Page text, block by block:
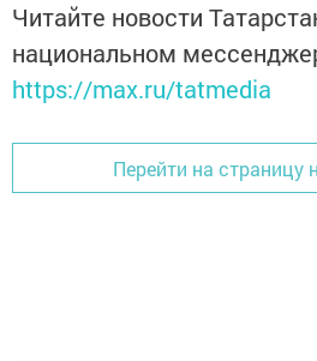
Читайте новости
национальном
https://max.ru/tatmedia
Перейти на страницу